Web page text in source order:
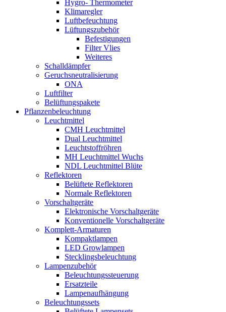
Hygro- Thermometer
Klimaregler
Luftbefeuchtung
Lüftungszubehör
Befestigungen
Filter Vlies
Weiteres
Schalldämpfer
Geruchsneutralisierung
ONA
Luftfilter
Belüftungspakete
Pflanzenbeleuchtung
Leuchtmittel
CMH Leuchtmittel
Dual Leuchtmittel
Leuchtstoffröhren
MH Leuchtmittel Wuchs
NDL Leuchtmittel Blüte
Reflektoren
Belüftete Reflektoren
Normale Reflektoren
Vorschaltgeräte
Elektronische Vorschaltgeräte
Konventionelle Vorschaltgeräte
Komplett-Armaturen
Kompaktlampen
LED Growlampen
Stecklingsbeleuchtung
Lampenzubehör
Beleuchtungssteuerung
Ersatzteile
Lampenaufhängung
Beleuchtungssets